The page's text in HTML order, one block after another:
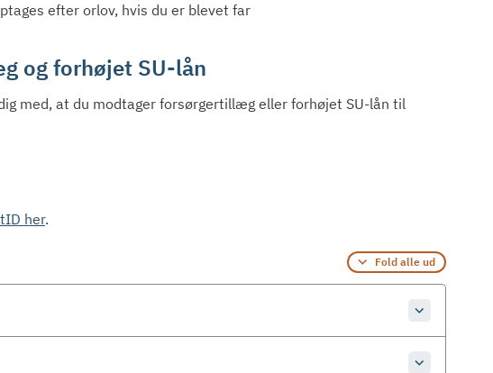
efter orlov, hvis du er blevet far
og forhøjet SU-lån
med, at du modtager forsørgertillæg eller forhøjet SU-lån til
her.
Fold alle ud